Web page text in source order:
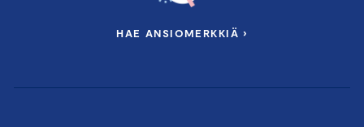
HAE ANSIOMERKKIÄ ›